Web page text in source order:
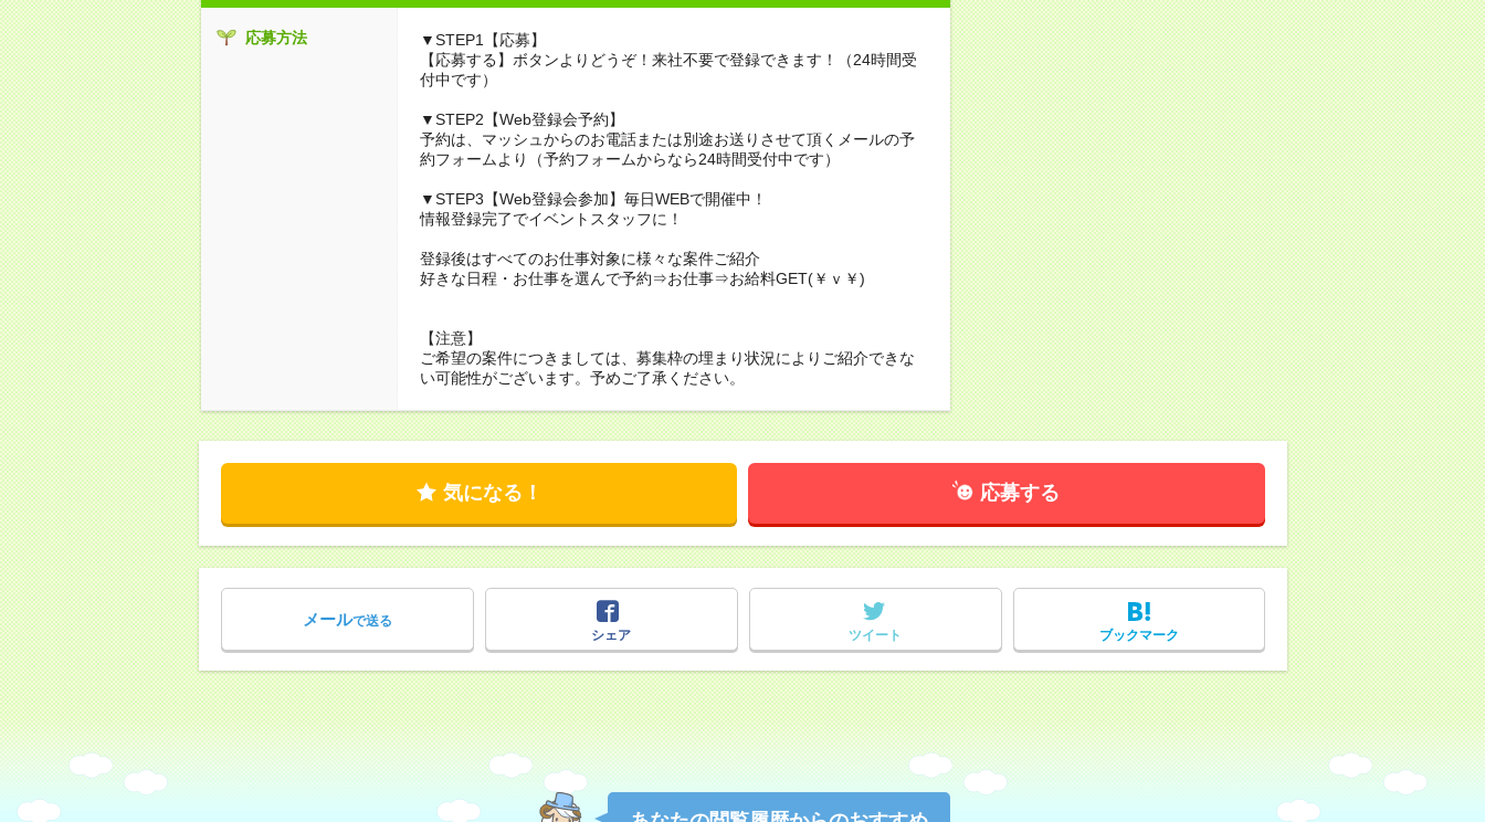
応募方法
▼STEP1【応募】
【応募する】ボタンよりどうぞ！来社不要で登録できます！（24時間受
付中です）
▼STEP2【Web登録会予約】
予約は、マッシュからのお電話または別途お送りさせて頂くメールの予
約フォームより（予約フォームからなら24時間受付中です）
▼STEP3【Web登録会参加】毎日WEBで開催中！
情報登録完了でイベントスタッフに！
登録後はすべてのお仕事対象に様々な案件ご紹介
好きな日程・お仕事を選んで予約⇒お仕事⇒お給料GET(￥ｖ￥)
【注意】
ご希望の案件につきましては、募集枠の埋まり状況によりご紹介できな
い可能性がございます。予めご了承ください。
気になる！ 応募する
メールで送る
シェア
ツイート ブックマーク